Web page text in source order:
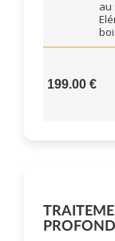
au
199.00 €